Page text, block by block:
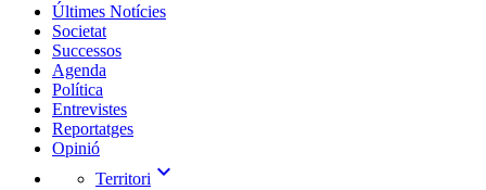
Últimes Notícies
Societat
Successos
Agenda
Política
Entrevistes
Reportatges
Opinió
Territori expand_more